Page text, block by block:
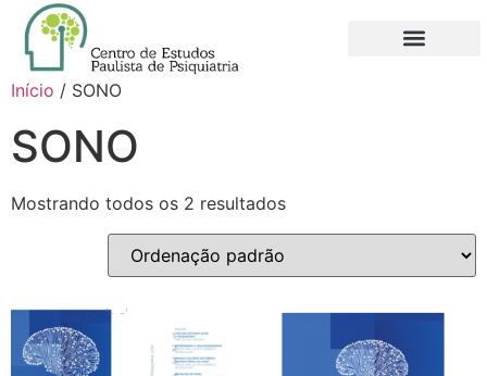
Início / SONO
SONO
Mostrando todos os 2 resultados